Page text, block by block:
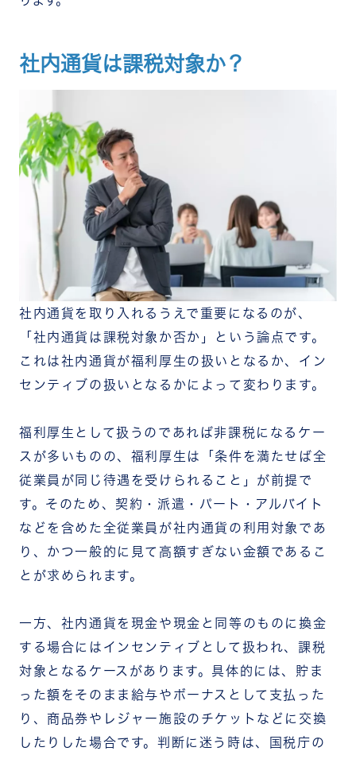
社内通貨は課税対象か？
社内通貨を取り入れるうえで重要になるのが、
「社内通貨は課税対象か否か」という論点です。
これは社内通貨が福利厚生の扱いとなるか、イン
センティブの扱いとなるかによって変わります。
福利厚生として扱うのであれば非課税になるケー
スが多いものの、福利厚生は「条件を満たせば全
従業員が同じ待遇を受けられること」が前提で
す。そのため、契約・派遣・パート・アルバイト
などを含めた全従業員が社内通貨の利用対象であ
り、かつ一般的に見て高額すぎない金額であるこ
とが求められます。
一方、社内通貨を現金や現金と同等のものに換金
する場合にはインセンティブとして扱われ、課税
対象となるケースがあります。具体的には、貯ま
った額をそのまま給与やボーナスとして支払った
り、商品券やレジャー施設のチケットなどに交換
したりした場合です。判断に迷う時は、国税庁の